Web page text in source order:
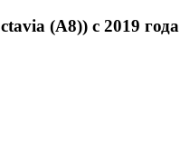
(A8)) с 2019 года